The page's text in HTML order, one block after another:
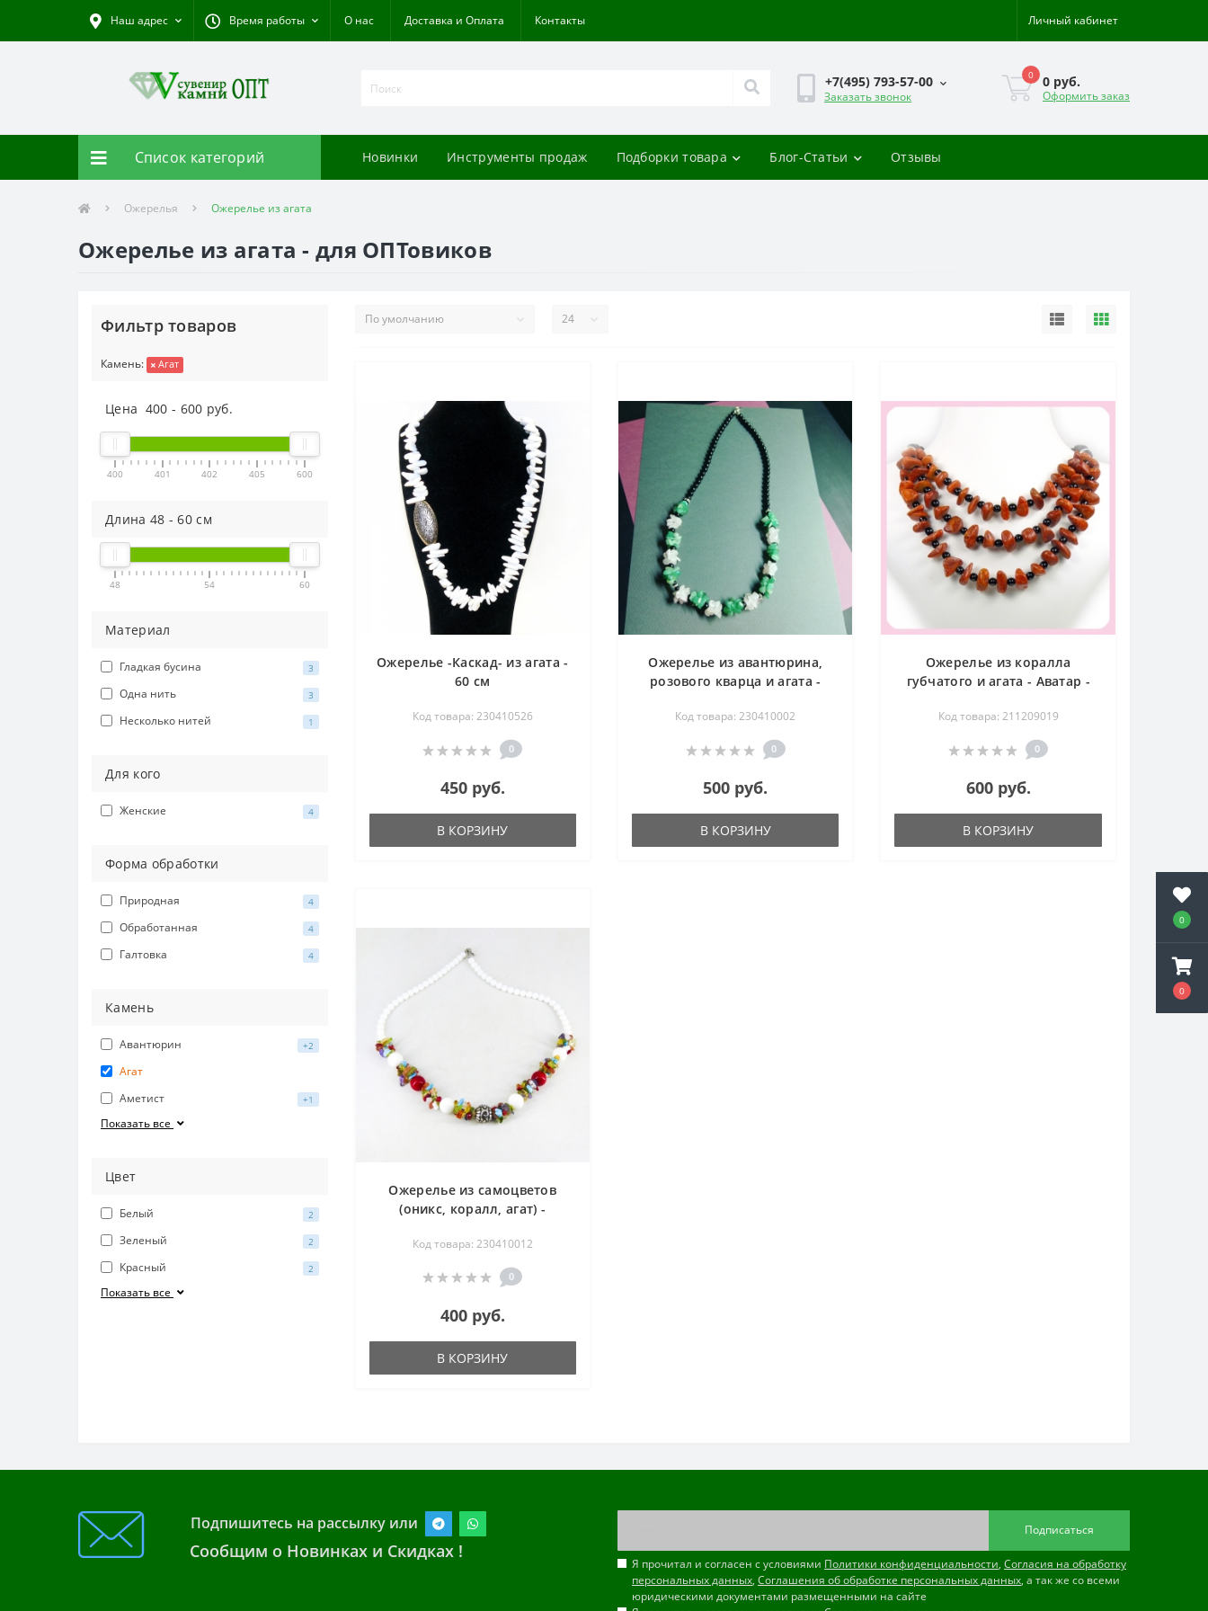
0
0
Наш адрес Время работы О нас Доставка и Оплата Контакты Личный кабинет
+7(495) 793-57-00
Заказать звонок
0 0 руб.
Оформить заказ
Список категорий Новинки Инструменты продаж Подборки товара Блог-Статьи Отзывы
Ожерелья Ожерелье из агата
Ожерелье из агата - для ОПТовиков
Фильтр товаров
Камень: Агат
Цена 400 - 600 руб.
400 401 402 405 600
Длина 48 -60см
48 54 60
Материал
Гладкая бусина 3
Одна нить 3
Несколько нитей 1
Для кого
Женские 4
Форма обработки
Природная 4
Обработанная 4
Галтовка 4
Камень
Авантюрин +2
Агат
Аметист
+1
Показать все
Цвет
Белый 2
Зеленый 2
Красный 2
Показать все
Ожерелье -Каскад- из агата -
60 см
Код товара: 230410526
0
450 руб.
В КОРЗИНУ
Ожерелье из авантюрина,
розового кварца и агата -
Код товара: 230410002
0
500 руб.
В КОРЗИНУ
Ожерелье из коралла
губчатого и агата - Аватар -
Код товара: 211209019
0
600 руб.
В КОРЗИНУ
Ожерелье из самоцветов
(оникс, коралл, агат) -
Код товара: 230410012
0
400 руб.
В КОРЗИНУ
Подпишитесь на рассылку или
Сообщим о Новинках и Скидках !
Подписаться
Я прочитал и согласен с условиями Политики конфиденциальности, Согласия на обработку
персональных данных, Соглашения об обработке персональных данных, а так же со всеми
юридическими документами размещенными на сайте